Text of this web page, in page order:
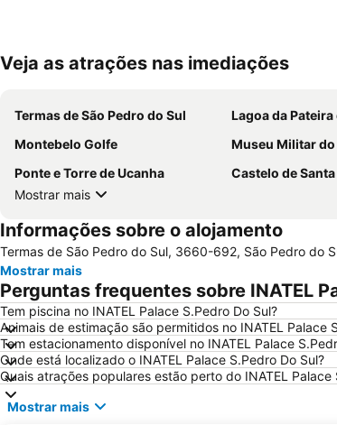
Veja as atrações nas imediações
Termas de São Pedro do Sul Lagoa da
Montebelo Golfe
Museu Militar do
Ponte e Torre de Ucanha
Castelo de
Mostrar mais
Informações sobre o alojamento
Termas de São Pedro do Sul, 3660-692, São Pedro do
Mostrar mais
Perguntas frequentes sobre INATEL
Tem piscina no INATEL Palace S.Pedro Do Sul?
Animais de estimação são permitidos no INATEL Palace
Tem estacionamento disponível no INATEL Palace
Onde está localizado o INATEL Palace S.Pedro Do Sul?
Quais atrações populares estão perto do INATEL Palace
Mostrar mais